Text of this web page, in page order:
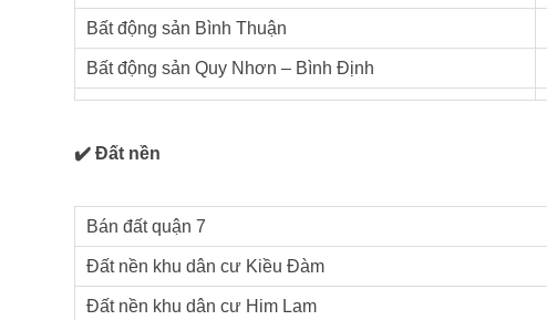
Bất động sản Bình Thuận
Bất động sản Quy Nhơn – Bình Định
✔️ Đất nền
Bán đất quận 7
Đất nền khu dân cư Kiều Đàm
Đất nền khu dân cư Him Lam